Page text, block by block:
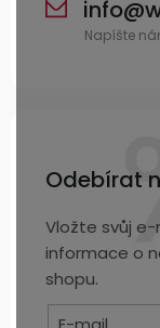
info@
Odebírat
Vložte svůj
informace o
shopu.